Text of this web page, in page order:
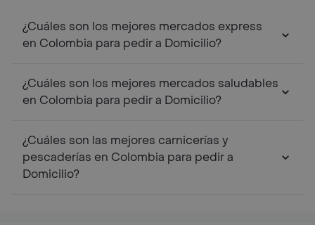
¿Cuáles son los mejores mercados express
en Colombia para pedir a Domicilio?
¿Cuáles son los mejores mercados saludables
en Colombia para pedir a Domicilio?
¿Cuáles son las mejores carnicerías y
pescaderías en Colombia para pedir a
Domicilio?